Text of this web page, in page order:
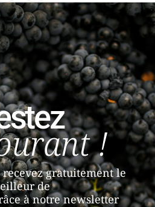
!
recevez gratuitement le
de
à notre newsletter